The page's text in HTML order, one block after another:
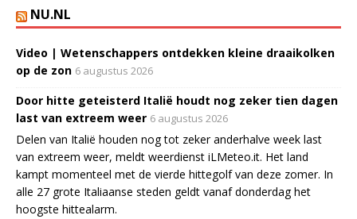
NU.NL
Video | Wetenschappers ontdekken kleine draaikolken
op de zon 6 augustus 2026
Door hitte geteisterd Italië houdt nog zeker tien dagen
last van extreem weer 6 augustus 2026
Delen van Italië houden nog tot zeker anderhalve week last
van extreem weer, meldt weerdienst iLMeteo.it. Het land
kampt momenteel met de vierde hittegolf van deze zomer. In
alle 27 grote Italiaanse steden geldt vanaf donderdag het
hoogste hittealarm.